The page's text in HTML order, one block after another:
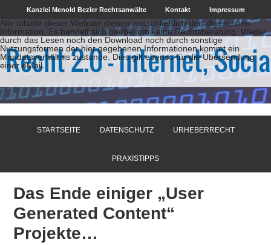
Kanzlei Menold Bezler Rechtsanwälte Kontakt Impressum
Alle Inhalte dieser Website dienen ausschließlich der allgemeinen
Information. Es handelt sich hierbei um keine Rechtsberatung. Weder
durch das Lesen noch den Download noch durch sonstige
Nutzungsformen der hier gegebenen Informationen kommt ein
Mandatsverhältnis zustande. Dies gilt ebenso für die Übersendung
einer eMail.
STARTSEITE DATENSCHUTZ URHEBERRECHT
PRAXISTIPPS
Das Ende einiger „User
Generated Content“
Projekte…